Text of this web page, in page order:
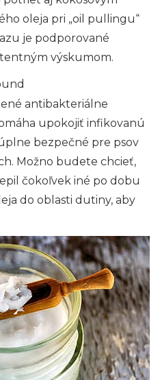
oleja pri „oil pullingu“
je podporované
výskumom.
antibakteriálne
upokojiť infikovanú
bezpečné pre psov
Možno budete chcieť,
čokoľvek iné po dobu
do oblasti dutiny, aby